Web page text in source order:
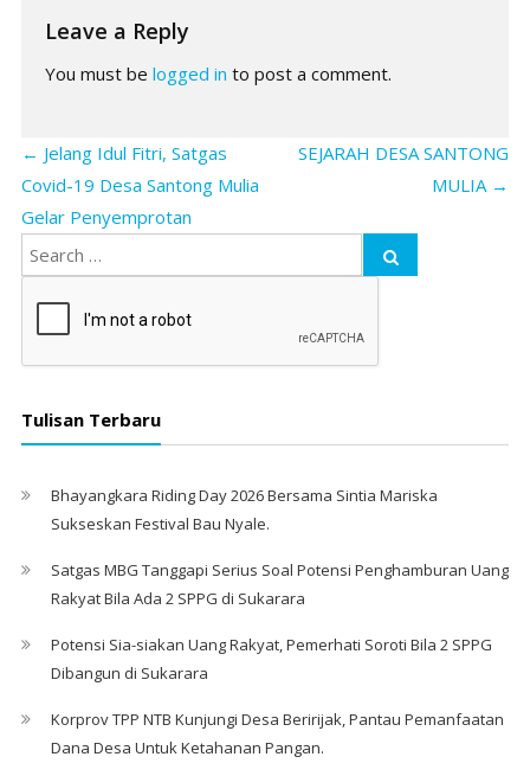
Leave a Reply
You must be logged in to post a comment.
← Jelang Idul Fitri, Satgas
Covid-19 Desa Santong Mulia
Gelar Penyemprotan
SEJARAH DESA SANTONG
MULIA →
Tulisan Terbaru
Bhayangkara Riding Day 2026 Bersama Sintia Mariska
Sukseskan Festival Bau Nyale. ‎
Satgas MBG Tanggapi Serius Soal Potensi Penghamburan Uang
Rakyat Bila Ada 2 SPPG di Sukarara
Potensi Sia-siakan Uang Rakyat, Pemerhati Soroti Bila 2 SPPG
Dibangun di Sukarara
Korprov TPP NTB Kunjungi Desa Beririjak, Pantau Pemanfaatan
Dana Desa Untuk Ketahanan Pangan.